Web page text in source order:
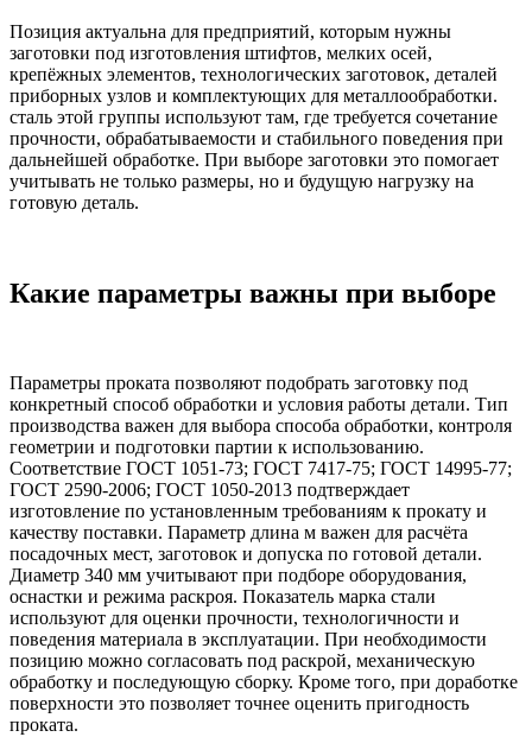
Позиция актуальна для предприятий, которым нужны
заготовки под изготовления штифтов, мелких осей,
крепёжных элементов, технологических заготовок, деталей
приборных узлов и комплектующих для металлообработки.
сталь этой группы используют там, где требуется сочетание
прочности, обрабатываемости и стабильного поведения при
дальнейшей обработке. При выборе заготовки это помогает
учитывать не только размеры, но и будущую нагрузку на
готовую деталь.
Какие параметры важны при выборе
Параметры проката позволяют подобрать заготовку под
конкретный способ обработки и условия работы детали. Тип
производства важен для выбора способа обработки, контроля
геометрии и подготовки партии к использованию.
Соответствие ГОСТ 1051-73; ГОСТ 7417-75; ГОСТ 14995-77;
ГОСТ 2590-2006; ГОСТ 1050-2013 подтверждает
изготовление по установленным требованиям к прокату и
качеству поставки. Параметр длина м важен для расчёта
посадочных мест, заготовок и допуска по готовой детали.
Диаметр 340 мм учитывают при подборе оборудования,
оснастки и режима раскроя. Показатель марка стали
используют для оценки прочности, технологичности и
поведения материала в эксплуатации. При необходимости
позицию можно согласовать под раскрой, механическую
обработку и последующую сборку. Кроме того, при доработке
поверхности это позволяет точнее оценить пригодность
проката.